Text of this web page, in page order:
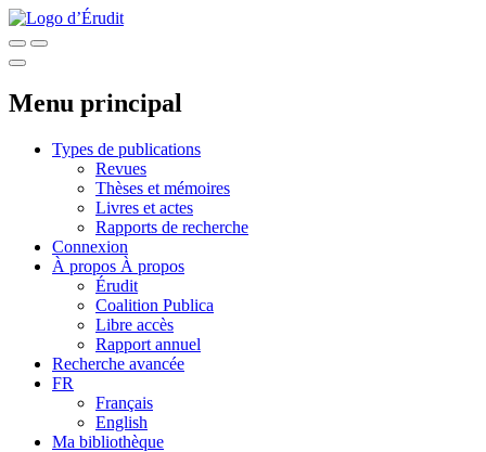
Menu principal
Types de publications
Revues
Thèses et mémoires
Livres et actes
Rapports de recherche
Connexion
À propos À propos
Érudit
Coalition Publica
Libre accès
Rapport annuel
Recherche avancée
FR
Français
English
Ma bibliothèque